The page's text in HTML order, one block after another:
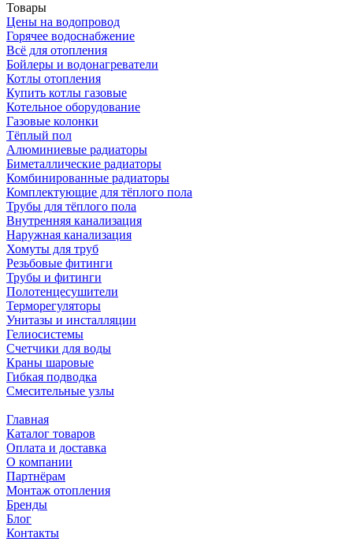
Товары
Цены на водопровод
Горячее водоснабжение
Всё для отопления
Бойлеры и водонагреватели
Котлы отопления
Купить котлы газовые
Котельное оборудование
Газовые колонки
Тёплый пол
Алюминиевые радиаторы
Биметаллические радиаторы
Комбинированные радиаторы
Комплектующие для тёплого пола
Трубы для тёплого пола
Внутренняя канализация
Наружная канализация
Хомуты для труб
Резьбовые фитинги
Трубы и фитинги
Полотенцесушители
Терморегуляторы
Унитазы и инсталляции
Гелиосистемы
Счетчики для воды
Краны шаровые
Гибкая подводка
Смесительные узлы
Главная
Каталог товаров
Оплата и доставка
О компании
Партнёрам
Монтаж отопления
Бренды
Блог
Контакты